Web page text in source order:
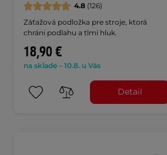
4.8 (126)
Záťažová podložka pre stroje, ktorá
chráni podlahu a tlmí hluk.
18,90 €
na sklade – 10.8. u Vás
Detail